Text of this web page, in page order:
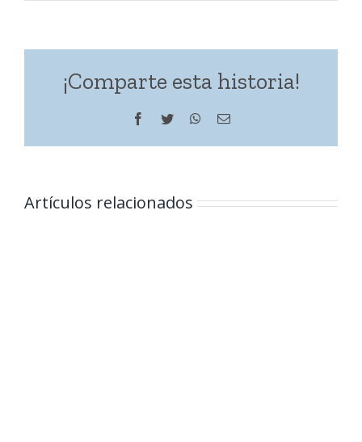
¡Comparte esta historia!
Facebook
Twitter WhatsApp
Correo
Artículos relacionados